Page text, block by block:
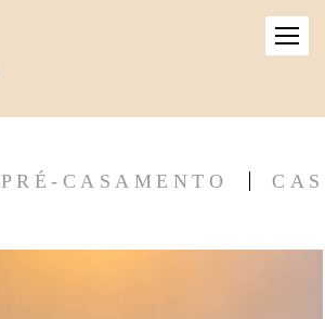
PRÉ-CASAMENTO